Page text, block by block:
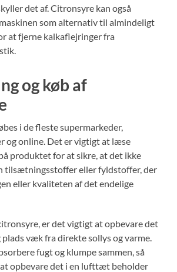
det af. Citronsyre kan også
som alternativ til almindeligt
at fjerne kalkaflejringer fra
og køb af
i de fleste supermarkeder,
og online. Det er vigtigt at læse
produktet for at sikre, at det ikke
tilsætningsstoffer eller fyldstoffer, der
eller kvaliteten af det endelige
er det vigtigt at opbevare det
væk fra direkte sollys og varme.
fugt og klumpe sammen, så
at opbevare det i en lufttæt beholder